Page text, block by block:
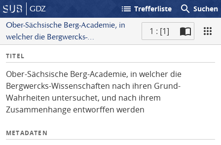
GDZ list Trefferliste search Suchen
Ober-Sächsische Berg-Academie, in
welcher die Bergwercks-
Wahrheiten untersuchet, und nach
ihrem Zusammenhange
entworffen werden
1 : [1]
I
f
o
TITEL
Ober-Sächsische Berg-Academie, in welcher die
Bergwercks-Wissenschaften nach ihren Grund-
Wahrheiten untersuchet, und nach ihrem
Zusammenhange entworffen werden
METADATEN